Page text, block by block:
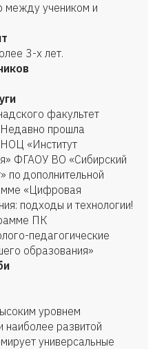
между учеником и
3-х лет.
факультет
прошла
«Институт
ФГАОУ ВО «Сибирский
по дополнительной
«Цифровая
подходы и технологии!
ПК
педагогические
образования»
уровнем
наиболее развитой
универсальные